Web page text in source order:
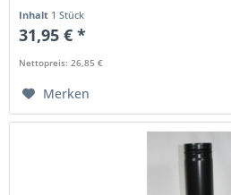
Inhalt 1 Stück
31,95 € *
Nettopreis: 26,85 €
Merken